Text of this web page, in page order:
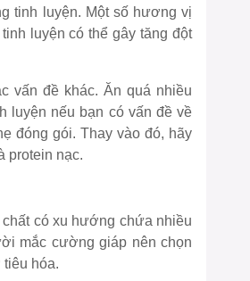
tinh luyện. Một số hương vị
luyện có thể gây tăng đột
vấn đề khác. Ăn quá nhiều
luyện nếu bạn có vấn đề về
đóng gói. Thay vào đó, hãy
protein nạc.
có xu hướng chứa nhiều
mắc cường giáp nên chọn
hóa.